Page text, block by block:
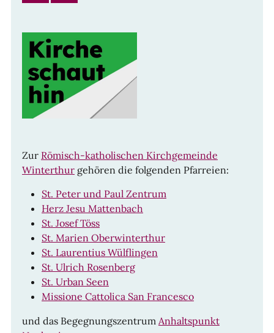
Zur Römisch-katholischen Kirchgemeinde
Winterthur gehören die folgenden Pfarreien:
St. Peter und Paul Zentrum
Herz Jesu Mattenbach
St. Josef Töss
St. Marien Oberwinterthur
St. Laurentius Wülflingen
St. Ulrich Rosenberg
St. Urban Seen
Missione Cattolica San Francesco
und das Begegnungszentrum Anhaltspunkt